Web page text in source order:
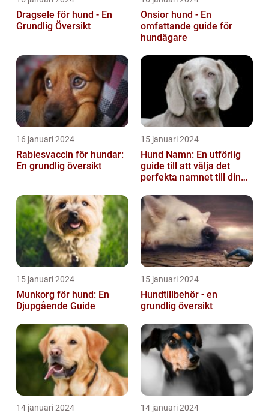
Dragsele för hund - En
Grundlig Översikt
Onsior hund - En
omfattande guide för
hundägare
16 januari 2024
Rabiesvaccin för hundar:
En grundlig översikt
15 januari 2024
Hund Namn: En utförlig
guide till att välja det
perfekta namnet till din
15 januari 2024
Munkorg för hund: En
Djupgående Guide
15 januari 2024
Hundtillbehör - en
grundlig översikt
14 januari 2024 14 januari 2024